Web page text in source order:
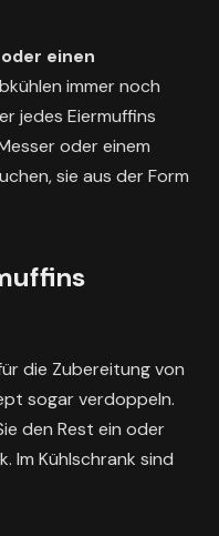
einen
immer noch
jedes Eiermuffins
oder einem
sie aus der Form
die Zubereitung von
sogar verdoppeln.
den Rest ein oder
Im Kühlschrank sind